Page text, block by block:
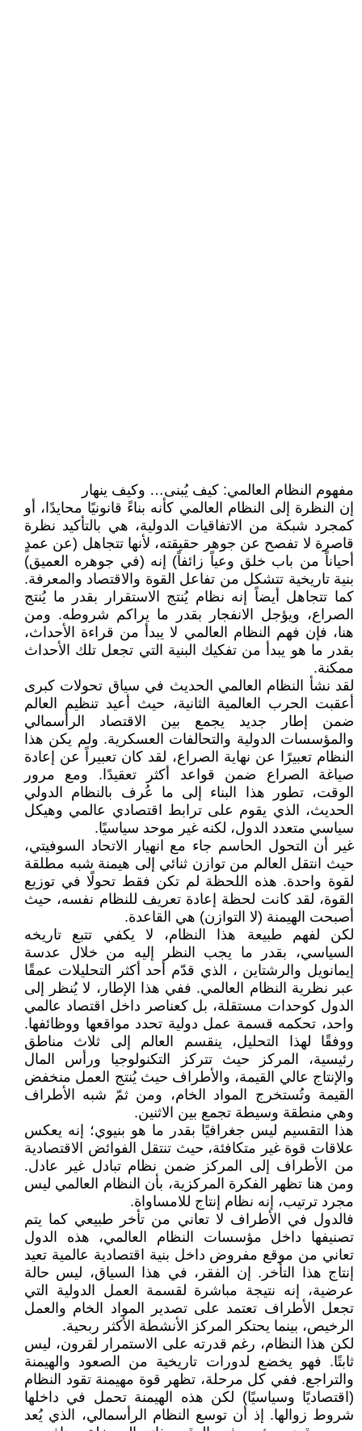
مفهوم النظام العالمي: كيف يُبنى… وكيف ينهار
إن النظرة إلى النظام العالمي كأنه بناءً قانونيًا محايدًا، أو
كمجرد شبكة من الاتفاقيات الدولية، هي بالتأكيد نظرة
قاصرة لا تفصح عن جوهر حقيقته، لأنها تتجاهل (عن عمدٍ
أحياناً من باب خلق وعياً زائفاً) إنه (في جوهره العميق)
بنية تاريخية تتشكل من تفاعل القوة والاقتصاد والمعرفة.
كما تتجاهل أيضاً إنه نظام يُنتج الاستقرار بقدر ما يُنتج
الصراع، ويؤجل الانفجار بقدر ما يراكم شروطه. ومن
هنا، فإن فهم النظام العالمي لا يبدأ من قراءة الأحداث،
بقدر ما هو يبدأ من تفكيك البنية التي تجعل تلك الأحداث
ممكنة.
لقد نشأ النظام العالمي الحديث في سياق تحولات كبرى
أعقبت الحرب العالمية الثانية، حيث أعيد تنظيم العالم
ضمن إطار جديد يجمع بين الاقتصاد الرأسمالي
والمؤسسات الدولية والتحالفات العسكرية. ولم يكن هذا
النظام تعبيرًا عن نهاية الصراع، لقد كان تعبيراً عن إعادة
صياغة الصراع ضمن قواعد أكثر تعقيدًا. ومع مرور
الوقت، تطور هذا البناء إلى ما عُرف بالنظام الدولي
الحديث، الذي يقوم على ترابط اقتصادي عالمي وهيكل
سياسي متعدد الدول، لكنه غير موحد سياسيًا.
غير أن التحول الحاسم جاء مع انهيار الاتحاد السوفيتي،
حيث انتقل العالم من توازن ثنائي إلى هيمنة شبه مطلقة
لقوة واحدة. هذه اللحظة لم تكن فقط تحولًا في توزيع
القوة، لقد كانت لحظة إعادة تعريف للنظام نفسه، حيث
أصبحت الهيمنة (لا التوازن) هي القاعدة.
لكن لفهم طبيعة هذا النظام، لا يكفي تتبع تاريخه
السياسي، بقدر ما يجب النظر إليه من خلال عدسة
إيمانويل والرشتاين ، الذي قدّم أحد أكثر التحليلات عمقًا
عبر نظرية النظام العالمي. ففي هذا الإطار، لا يُنظر إلى
الدول كوحدات مستقلة، بل كعناصر داخل اقتصاد عالمي
واحد، تحكمه قسمة عمل دولية تحدد مواقعها ووظائفها.
ووفقًا لهذا التحليل، ينقسم العالم إلى ثلاث مناطق
رئيسية، المركز حيث تتركز التكنولوجيا ورأس المال
والإنتاج عالي القيمة، والأطراف حيث يُنتج العمل منخفض
القيمة وتُستخرج المواد الخام، ومن ثمّ شبه الأطراف
وهي منطقة وسيطة تجمع بين الاثنين.
هذا التقسيم ليس جغرافيًا بقدر ما هو بنيوي؛ إنه يعكس
علاقات قوة غير متكافئة، حيث تنتقل الفوائض الاقتصادية
من الأطراف إلى المركز ضمن نظام تبادل غير عادل.
ومن هنا تظهر الفكرة المركزية، بأن النظام العالمي ليس
مجرد ترتيب، إنه نظام إنتاج للامساواة.
فالدول في الأطراف لا تعاني من تأخر طبيعي كما يتم
تصنيفها داخل مؤسسات النظام العالمي، هذه الدول
تعاني من موقع مفروض داخل بنية اقتصادية عالمية تعيد
إنتاج هذا التأخر. إن الفقر، في هذا السياق، ليس حالة
عرضية، إنه نتيجة مباشرة لقسمة العمل الدولية التي
تجعل الأطراف تعتمد على تصدير المواد الخام والعمل
الرخيص، بينما يحتكر المركز الأنشطة الأكثر ربحية.
لكن هذا النظام، رغم قدرته على الاستمرار لقرون، ليس
ثابتًا. فهو يخضع لدورات تاريخية من الصعود والهيمنة
والتراجع. ففي كل مرحلة، تظهر قوة مهيمنة تقود النظام
(اقتصاديًا وسياسيًا) لكن هذه الهيمنة تحمل في داخلها
شروط زوالها. إذ أن توسع النظام الرأسمالي، الذي يُعد